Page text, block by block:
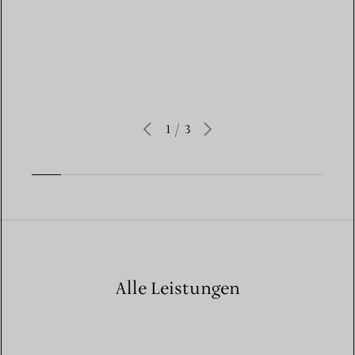
1 / 3
Alle Leistungen